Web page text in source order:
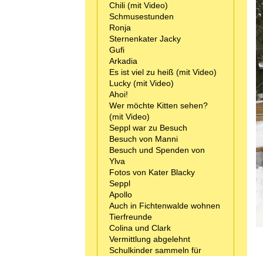
Chili (mit Video)
Schmusestunden
Ronja
Sternenkater Jacky
Gufi
Arkadia
Es ist viel zu heiß (mit Video)
Lucky (mit Video)
Ahoi!
Wer möchte Kitten sehen?
(mit Video)
Seppl war zu Besuch
Besuch von Manni
Besuch und Spenden von
Ylva
Fotos von Kater Blacky
Seppl
Apollo
Auch in Fichtenwalde wohnen
Tierfreunde
Colina und Clark
Vermittlung abgelehnt
Schulkinder sammeln für